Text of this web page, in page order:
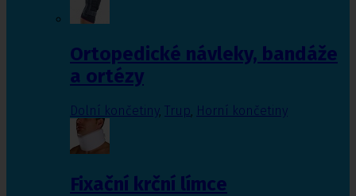
Ortopedické návleky, bandáže
a ortézy
Dolní končetiny, Trup, Horní končetiny
Fixační krční límce